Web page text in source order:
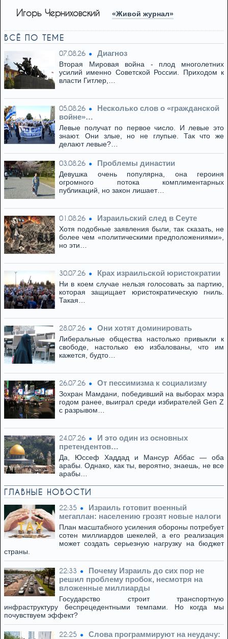
Игорь Черниховский «Живой журнал»
ВСЁ ПО ТЕМЕ
07.08.26 Диагноз
Вторая Мировая война - плод многолетних
усилий именно Советской России. Приходом к
власти Гитлер,…
05.08.26
Несколько слов о «гражданской
войне»…
Левые получат по первое число. И левые это
знают. Они злые, но не глупые. Так что же
делают левые?…
03.08.26 Проблемы династии
Девушка очень популярна, она героиня
огромного потока комплиментарных
публикаций, но закон лишает…
01.08.26 Израильский след в Сеуте
Хотя подобные заявления были, так сказать, не
более чем «политическими предположениями»,
но эти…
30.07.26 Крах израильской юристократии
Ни в коем случае нельзя голосовать за партию,
которая защищает юристократическую гниль.
Такая…
28.07.26 Они хотят доминировать
Либеральные общества настолько привыкли к
свободе, настолько ею избалованы, что им
кажется, будто…
26.07.26 От пессимизма к социализму
Зохран Мамдани, победивший на выборах мэра
годом ранее, выиграл среди избирателей Gen Z
с разрывом…
24.07.26
И это один из основных
претендентов…
Да, Юссеф Хаддад и Мансур Аббас — оба
арабы. Однако, как ты, вероятно, знаешь, не все
арабы…
ГЛАВНЫЕ НОВОСТИ
22:35
Израиль готовит военный
мегаплан: населению грозят новые налоги
План масштабного усиления обороны потребует
сотен миллиардов шекелей, а его реализация
может создать серьезную нагрузку на бюджет
страны.
22:33
Почему Израиль до сих пор не
решил проблему пробок, несмотря на
вложенные миллиарды
Государство строит транспортную
инфраструктуру беспрецедентными темпами. Но когда мы
почувствуем эффект?
22:25
Слова программируют на неудачу: